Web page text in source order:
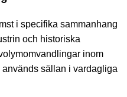
i specifika sammanhang
och historiska
inom
sällan i vardagliga